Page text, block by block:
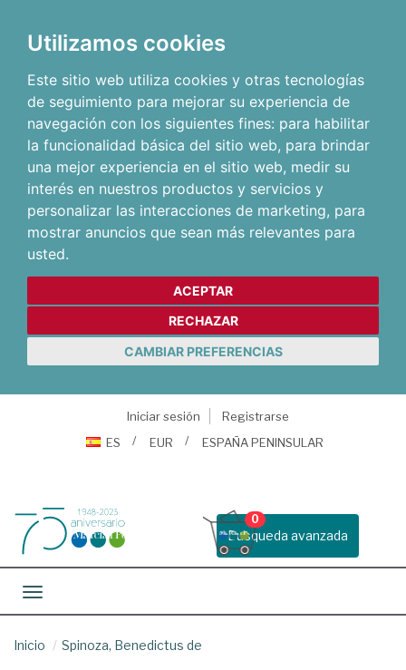
Utilizamos cookies
Este sitio web utiliza cookies y otras tecnologías
de seguimiento para mejorar su experiencia de
navegación con los siguientes fines: para habilitar
la funcionalidad básica del sitio web, para brindar
una mejor experiencia en el sitio web, medir su
interés en nuestros productos y servicios y
personalizar las interacciones de marketing, para
mostrar anuncios que sean más relevantes para
usted.
ACEPTAR
RECHAZAR
CAMBIAR PREFERENCIAS
Iniciar sesión
Registrarse
ES
EUR ESPAÑA PENINSULAR
Busqueda avanzada
0
Toggle navigation
Inicio Spinoza, Benedictus de